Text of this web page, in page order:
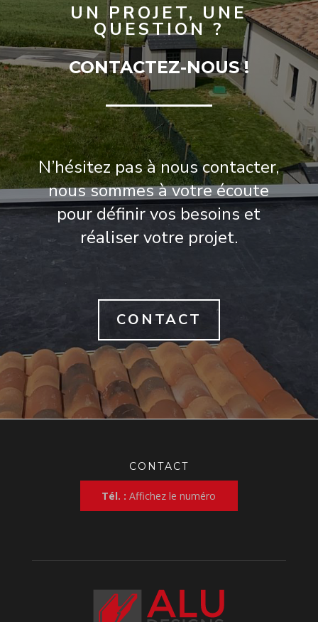
UN PROJET, UNE
QUESTION ?
CONTACTEZ-NOUS !
N’hésitez pas à nous contacter,
nous sommes à votre écoute
pour définir vos besoins et
réaliser votre projet.
CONTACT
CONTACT
Tél. : Affichez le numéro